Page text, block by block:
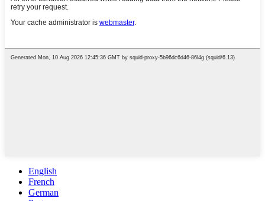
English
French
German